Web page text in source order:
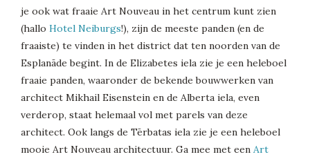
je ook wat fraaie Art Nouveau in het centrum kunt zien
(hallo Hotel Neiburgs!), zijn de meeste panden (en de
fraaiste) te vinden in het district dat ten noorden van de
Esplanāde begint. In de Elizabetes iela zie je een heleboel
fraaie panden, waaronder de bekende bouwwerken van
architect Mikhail Eisenstein en de Alberta iela, even
verderop, staat helemaal vol met parels van deze
architect. Ook langs de Tērbatas iela zie je een heleboel
mooie Art Nouveau architectuur. Ga mee met een Art